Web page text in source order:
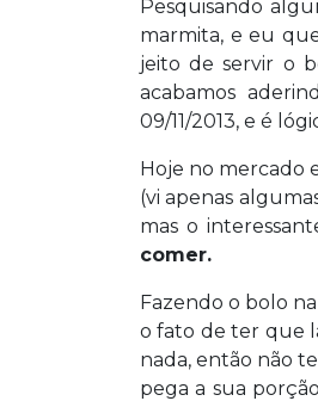
Pesquisando
marmita, e eu
jeito de servir o
acabamos
09/11/2013, e é
Hoje no mercado
(vi apenas
mas o
comer.
Fazendo o bolo
o fato de ter que
nada, então não
pega a sua